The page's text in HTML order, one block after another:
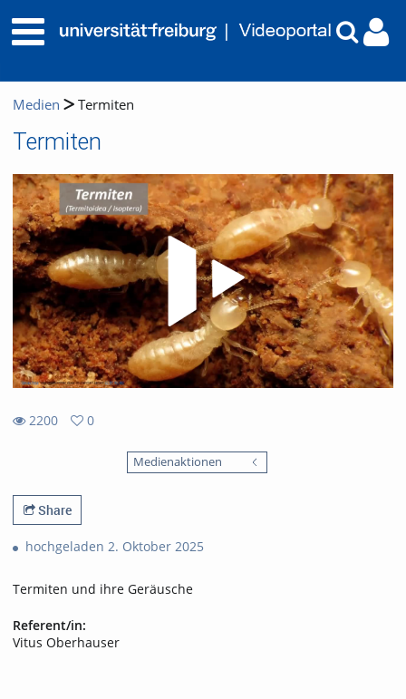
Medien Termiten
Termiten
2200
0
Medienaktionen
Share
hochgeladen 2. Oktober 2025
Termiten und ihre Geräusche
Referent/in:
Vitus Oberhauser